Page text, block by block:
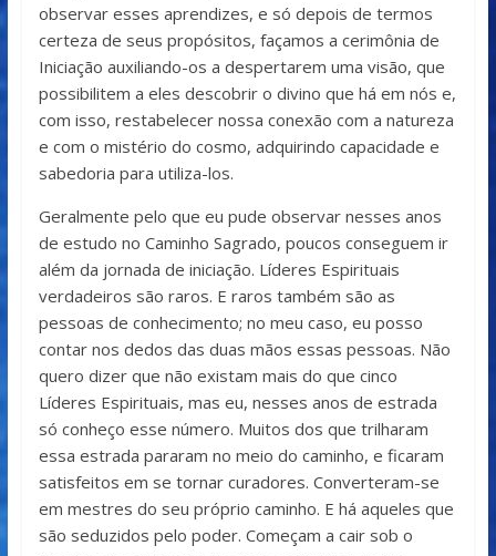
observar esses aprendizes, e só depois de termos
certeza de seus propósitos, façamos a cerimônia de
Iniciação auxiliando-os a despertarem uma visão, que
possibilitem a eles descobrir o divino que há em nós e,
com isso, restabelecer nossa conexão com a natureza
e com o mistério do cosmo, adquirindo capacidade e
sabedoria para utiliza-los.
Geralmente pelo que eu pude observar nesses anos
de estudo no Caminho Sagrado, poucos conseguem ir
além da jornada de iniciação. Líderes Espirituais
verdadeiros são raros. E raros também são as
pessoas de conhecimento; no meu caso, eu posso
contar nos dedos das duas mãos essas pessoas. Não
quero dizer que não existam mais do que cinco
Líderes Espirituais, mas eu, nesses anos de estrada
só conheço esse número. Muitos dos que trilharam
essa estrada pararam no meio do caminho, e ficaram
satisfeitos em se tornar curadores. Converteram-se
em mestres do seu próprio caminho. E há aqueles que
são seduzidos pelo poder. Começam a cair sob o